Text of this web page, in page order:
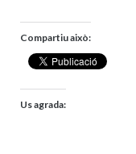
Compartiu això:
Us agrada: